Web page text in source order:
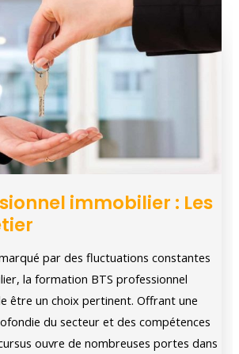
immobilier : Les
par des fluctuations constantes
la formation BTS professionnel
être un choix pertinent. Offrant une
du secteur et des compétences
ouvre de nombreuses portes dans